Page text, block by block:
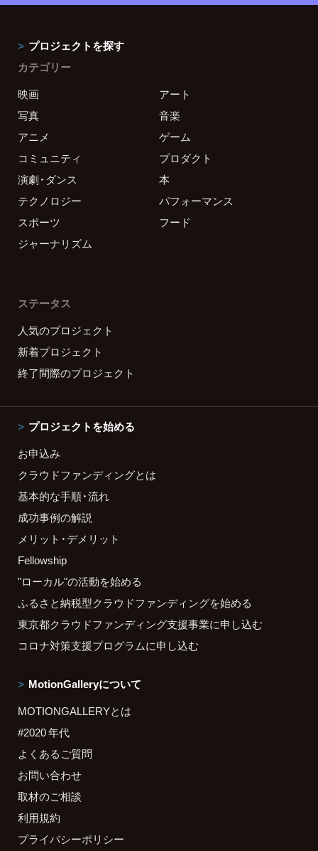
プロジェクトを探す
カテゴリー
映画
アート
写真
音楽
アニメ
ゲーム
コミュニティ
プロダクト
演劇・ダンス
本
テクノロジー
パフォーマンス
スポーツ
フード
ジャーナリズム
ステータス
人気のプロジェクト
新着プロジェクト
終了間際のプロジェクト
プロジェクトを始める
お申込み
クラウドファンディングとは
基本的な手順・流れ
成功事例の解説
メリット・デメリット
Fellowship
"ローカル"の活動を始める
ふるさと納税型クラウドファンディングを始める
東京都クラウドファンディング支援事業に申し込む
コロナ対策支援プログラムに申し込む
MotionGalleryについて
MOTIONGALLERYとは
#2020 年代
よくあるご質問
お問い合わせ
取材のご相談
利用規約
プライバシーポリシー